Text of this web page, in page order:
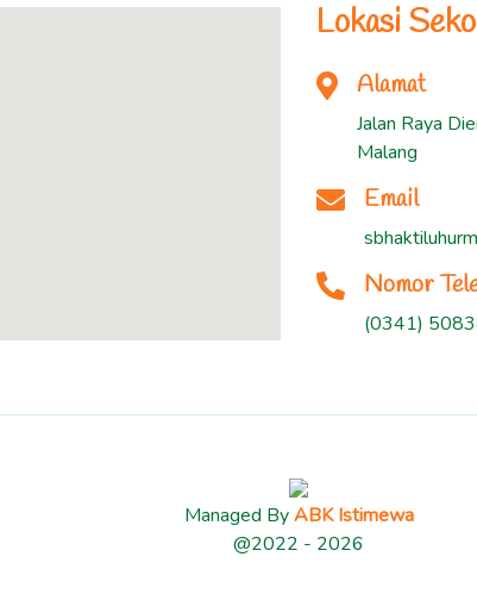
Lokasi
Alamat
Jalan Raya
Malang
Email
Nomor
(0341)
Managed ByABK Istimewa
@2022 - 2026